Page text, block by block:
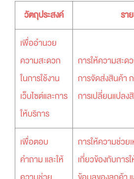
วัตถุประสงค์
รา
เพื่ออำนวย
ความสะดวก
ในการใช้งาน
เว็บไซต์และการ
ให้บริการ
การให้ความสะด
การจัดส่งสินค้า
การเปลี่ยนแปลง
เพื่อตอบ
คำถาม และให้
การให้ความช่วย
เกี่ยวข้องกับการ